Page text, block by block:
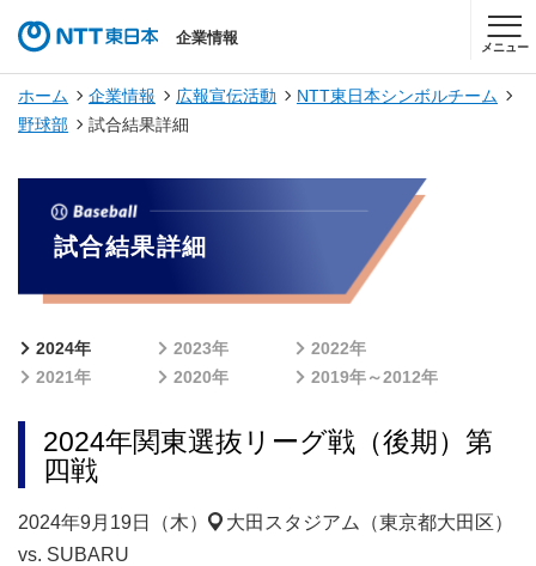
企業情報
メニュー
ホーム 企業情報 広報宣伝活動
NTT東日本シンボルチーム
野球部
試合結果詳細
試合結果詳細
2024年 2023年
2022年
2021年
2020年 2019年～2012年
2024年関東選抜リーグ戦（後期）第
四戦
2024年9月19日（木）
大田スタジアム（東京都大田区）
vs. SUBARU